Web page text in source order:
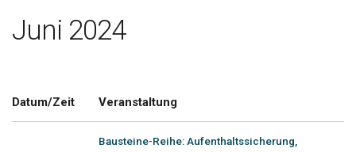
Juni 2024
Datum/Zeit Veranstaltung
Bausteine-Reihe: Aufenthaltssicherung,